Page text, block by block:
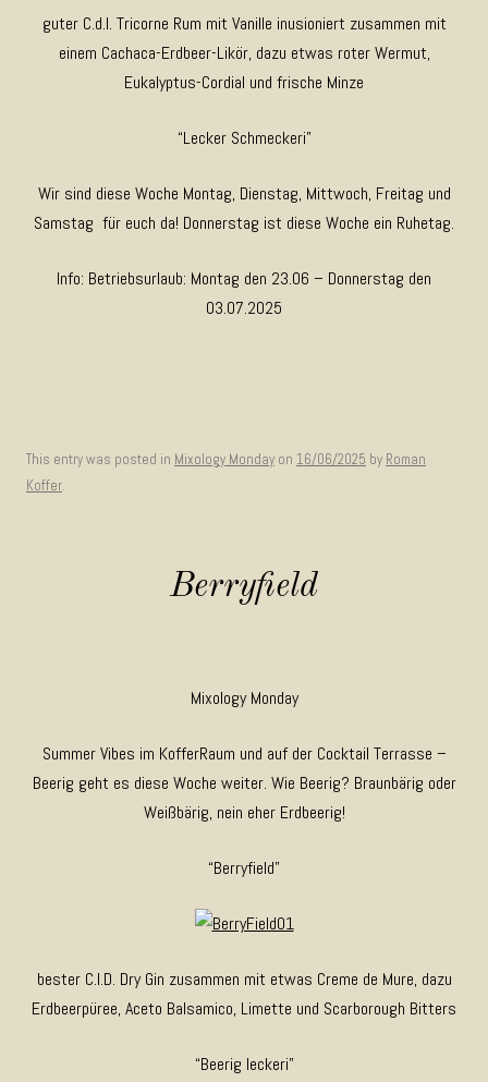
guter C.d.I. Tricorne Rum mit Vanille inusioniert zusammen mit
einem Cachaca-Erdbeer-Likör, dazu etwas roter Wermut,
Eukalyptus-Cordial und frische Minze
“Lecker Schmeckeri”
Wir sind diese Woche Montag, Dienstag, Mittwoch, Freitag und
Samstag für euch da! Donnerstag ist diese Woche ein Ruhetag.
Info: Betriebsurlaub: Montag den 23.06 – Donnerstag den
03.07.2025
This entry was posted in Mixology Monday on 16/06/2025 by Roman
Koffer.
Berryfield
Mixology Monday
Summer Vibes im KofferRaum und auf der Cocktail Terrasse –
Beerig geht es diese Woche weiter. Wie Beerig? Braunbärig oder
Weißbärig, nein eher Erdbeerig!
“Berryfield”
bester C.I.D. Dry Gin zusammen mit etwas Creme de Mure, dazu
Erdbeerpüree, Aceto Balsamico, Limette und Scarborough Bitters
“Beerig leckeri”